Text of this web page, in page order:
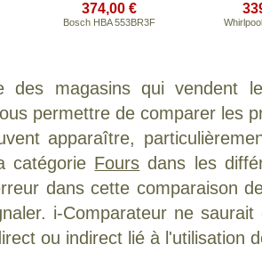
374,00 €
Bosch HBA 553BR3F
des magasins qui vendent
permettre de comparer les
apparaître,
catégorie Fours dans les
dans cette comparaison
i-Comparateur ne
ou indirect lié à l'utilisation